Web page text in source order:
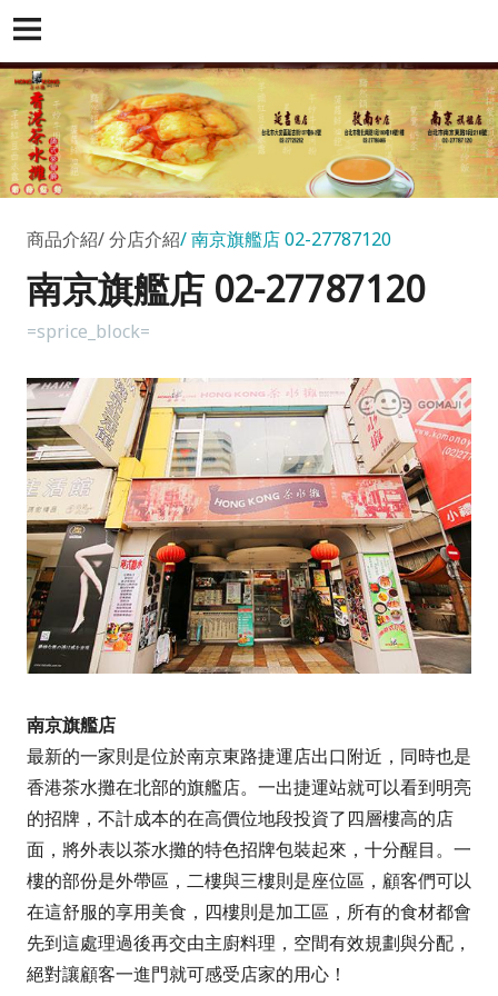
商品介紹 分店介紹 南京旗艦店 02-27787120
南京旗艦店 02-27787120
=sprice_block=
南京旗艦店
最新的一家則是位於南京東路捷運店出口附近，同時也是
香港茶水攤在北部的旗艦店。一出捷運站就可以看到明亮
的招牌，不計成本的在高價位地段投資了四層樓高的店
面，將外表以茶水攤的特色招牌包裝起來，十分醒目。一
樓的部份是外帶區，二樓與三樓則是座位區，顧客們可以
在這舒服的享用美食，四樓則是加工區，所有的食材都會
先到這處理過後再交由主廚料理，空間有效規劃與分配，
絕對讓顧客一進門就可感受店家的用心！